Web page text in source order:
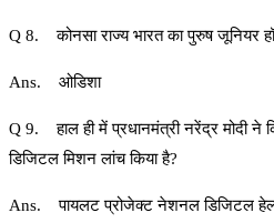
Q 8. कोनसा राज्य भारत का पुरुष जूनियर
Ans. ओडिशा
Q 9. हाल ही में प्रधानमंत्री नरेंद्र मोदी
डिजिटल मिशन लांच किया है?
Ans. पायलट प्रोजेक्ट नेशनल डिजिटल